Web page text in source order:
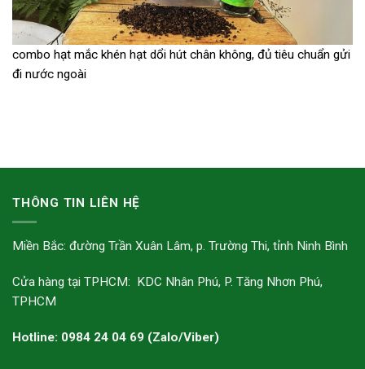
combo hạt mắc khén hạt dổi hút chân không, đủ tiêu chuẩn gửi
đi nước ngoài
THÔNG TIN LIÊN HỆ
Miền Bắc: đường Trần Xuân Lâm, p. Trường Thi, tỉnh Ninh Bình
Cửa hàng tại TPHCM: KDC Nhân Phú, P. Tăng Nhơn Phú,
TPHCM
Hotline: 0984 24 04 69 (Zalo/Viber)